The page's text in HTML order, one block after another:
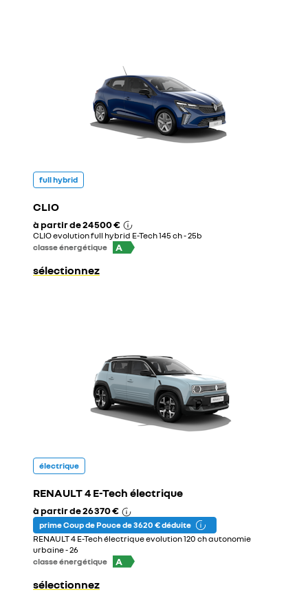
full hybrid
CLIO
à partir de24 500 €
CLIO evolution full hybrid E-Tech 145 ch - 25b
classe énergétique
A
sélectionnez
électrique
RENAULT 4 E-Tech électrique
à partir de26 370 €
prime Coup de Pouce de 3 620 € déduite
RENAULT 4 E-Tech électrique evolution 120 ch autonomie
urbaine - 26
classe énergétique
A
sélectionnez